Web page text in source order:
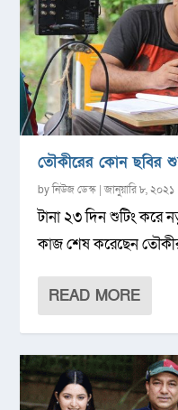
তৌকীরের কোন ছবির
byনিউজ ডেস্ক |জানুয়ারি ৮, ২০২১
টানা ২৩ দিন শুটিং করে
কাজ শেষ করেছেন
READ MORE